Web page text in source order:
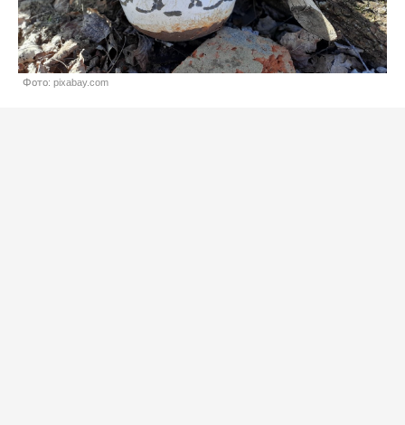
Фото: pixabay.com